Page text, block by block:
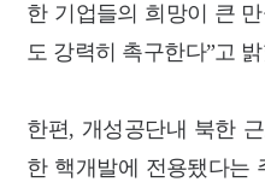
한 기업들의 희망이 큰
도 강력히 촉구한다”고
한편, 개성공단내 북한
한 핵개발에 전용됐다는